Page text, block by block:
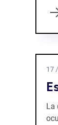
17
La